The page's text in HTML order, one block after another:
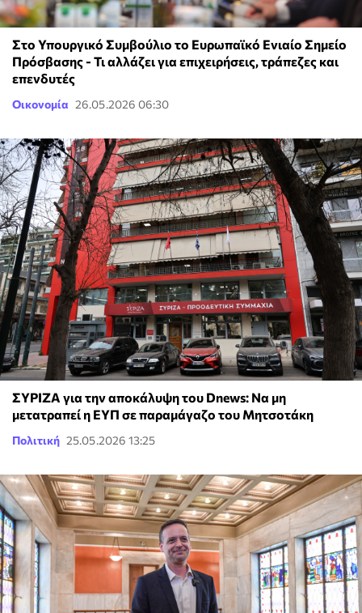
Στο Υπουργικό Συμβούλιο το Ευρωπαϊκό Ενιαίο Σημείο
Πρόσβασης - Τι αλλάζει για επιχειρήσεις, τράπεζες και
επενδυτές
Οικονομία 26.05.2026 06:30
ΣΥΡΙΖΑ για την αποκάλυψη του Dnews: Να μη
μετατραπεί η ΕΥΠ σε παραμάγαζο του Μητσοτάκη
Πολιτική 25.05.2026 13:25